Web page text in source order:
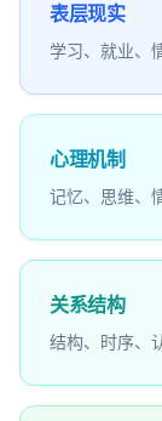
表层现实
学习、就业、
心理机制
记忆、思维、
关系结构
结构、时序、